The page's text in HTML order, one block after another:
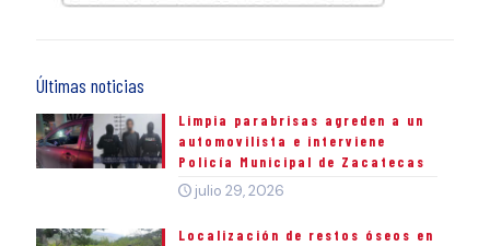
Últimas noticias
Limpia parabrisas agreden a un
automovilista e interviene
Policía Municipal de Zacatecas
julio 29, 2026
Localización de restos óseos en